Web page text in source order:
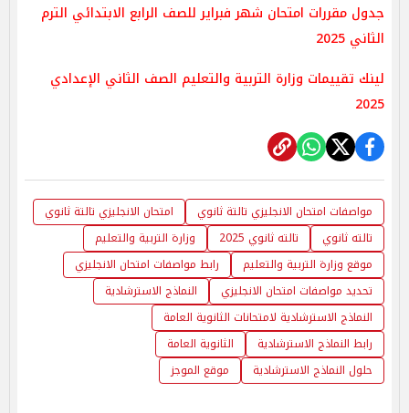
جدول مقررات امتحان شهر فبراير للصف الرابع الابتدائي الترم
الثاني 2025
لينك تقييمات وزارة التربية والتعليم الصف الثاني الإعدادي
2025
مواصفات امتحان الانجليزي تالتة ثانوي
امتحان الانجليزي تالتة ثانوي
تالته ثانوي
تالته ثانوي 2025
وزارة التربية والتعليم
موقع وزارة التربية والتعليم
رابط مواصفات امتحان الانجليزي
تحديد مواصفات امتحان الانجليزي
النماذج الاسترشادية
النماذج الاسترشادية لامتحانات الثانوية العامة
رابط النماذج الاسترشادية
الثانوية العامة
حلول النماذج الاسترشادية
موقع الموجز